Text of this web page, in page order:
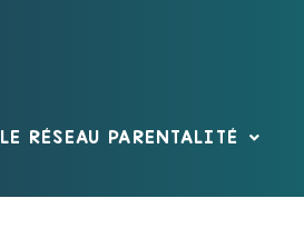
LE RÉSEAU PARENTALITÉ